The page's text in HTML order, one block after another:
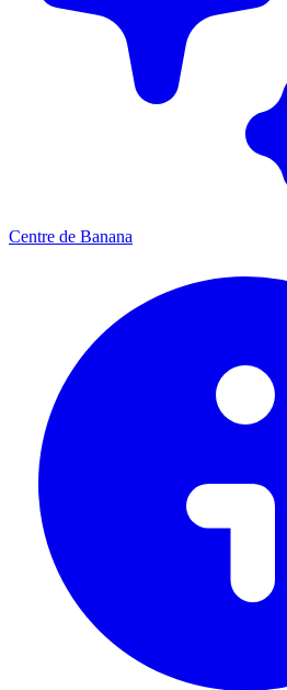
Centre de Banana